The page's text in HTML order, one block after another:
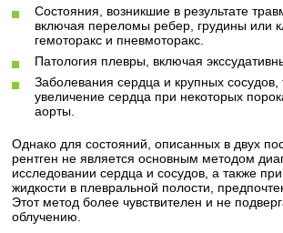
Состояния, возникшие в результате
включая переломы ребер, грудины или
гемоторакс и пневмоторакс.
Патология плевры, включая
Заболевания сердца и крупных сосудов,
увеличение сердца при некоторых
аорты.
Однако для состояний, описанных в двух
рентген не является основным методом
исследовании сердца и сосудов, а также
жидкости в плевральной полости,
Этот метод более чувствителен и не
облучению.